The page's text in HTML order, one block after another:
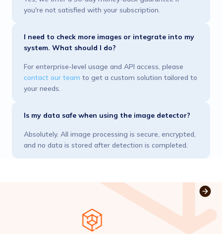
you're not satisfied with your subscription.
I need to check more images or integrate into my
system. What should I do?
For enterprise-level usage and API access, please
contact our team to get a custom solution tailored to
your needs.
Is my data safe when using the image detector?
Absolutely. All image processing is secure, encrypted,
and no data is stored after detection is completed.